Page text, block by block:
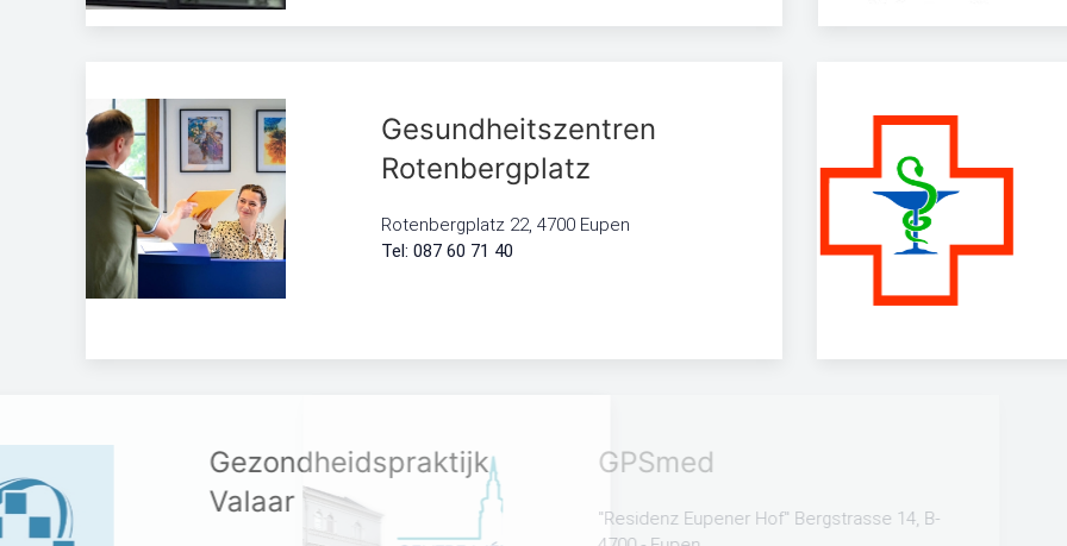
Gesundheitszentren
Rotenbergplatz
Rotenbergplatz 22, 4700 Eupen
Tel: 087 60 71 40
Gezondheidspraktijk